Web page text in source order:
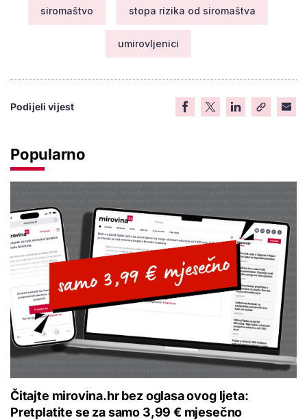
siromaštvo stopa rizika od siromaštva
umirovljenici
Podijeli vijest
Popularno
Čitajte mirovina.hr bez oglasa ovog ljeta:
Pretplatite se za samo 3,99 € mjesečno